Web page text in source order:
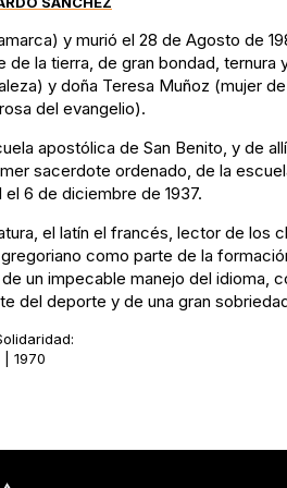
y murió el 28 de Agosto de
la tierra, de gran bondad, ternura
y doña Teresa Muñoz (mujer
del evangelio).
apostólica de San Benito, y de
sacerdote ordenado, de la
6 de diciembre de 1937.
el latín el francés, lector de los
como parte de la
un impecable manejo del idioma,
del deporte y de una gran
| 1970